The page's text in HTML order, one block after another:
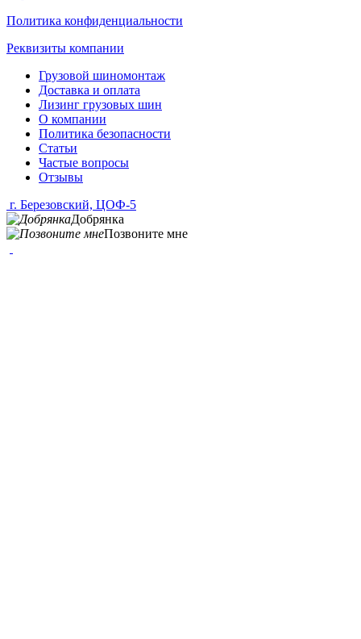
Политика конфиденциальности
Реквизиты компании
Грузовой шиномонтаж
Доставка и оплата
Лизинг грузовых шин
О компании
Политика безопасности
Статьи
Частые вопросы
Отзывы
г. Березовский, ЦОФ-5
Добрянка
Позвоните мне